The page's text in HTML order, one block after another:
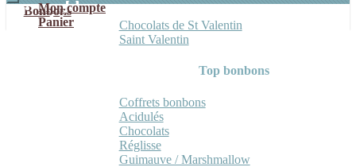
Mon compte
Panier
Bonbons
Chocolats de St Valentin
Saint Valentin
Top bonbons
Coffrets bonbons
Acidulés
Chocolats
Réglisse
Guimauve / Marshmallow